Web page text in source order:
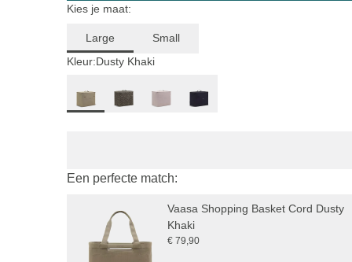
Kies je maat:
Large
Small
Kleur:Dusty Khaki
Een perfecte match:
Vaasa Shopping Basket Cord Dusty
Khaki
€ 79,90